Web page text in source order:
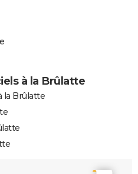
à la Brûlatte
la Brûlatte